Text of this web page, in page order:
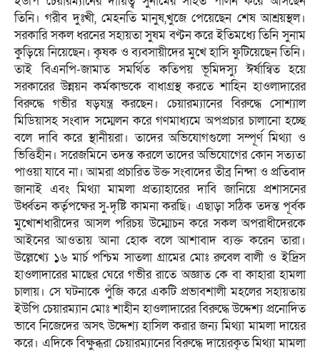
তিনি। গরীব দুঃখী, মেহনতি মানুষ,খুজে পেয়েছেন শেষ আশ্রয়স্থল।
সরকারি সকল ধরনের সহায়তা সুষম বণ্টন করে ইতিমধ্যে তিনি সুনাম
কুড়িয়ে নিয়েছেন। কৃষক ও ব্যবসায়ীদের মুখে হাসি ফুটিয়েছেন তিনি।
তাই বিএনপি-জামাত সমর্থিত কতিপয় ভূমিদস্যু ঈর্ষান্বিত হয়ে
সরকারের উন্নয়ন কর্মকান্ডকে বাধাগ্রস্থ করতে শাহিন হাওলাদারের
বিরুদ্ধে গভীর ষড়যন্ত্র করছেন। চেয়ারম্যানের বিরুদ্ধে সোশ্যাল
মিডিয়াসহ সংবাদ সম্মেলন করে গণমাধ্যমে অপপ্রচার চালানো হচ্ছে
বলে দাবি করে স্থানীয়রা। তাদের অভিযোগগুলো সম্পূর্ণ মিথ্যা ও
ভিত্তিহীন। সরেজমিনে তদন্ত করলে তাদের অভিযোগের কোন সত্যতা
পাওয়া যাবে না। আমরা প্রচারিত উক্ত সংবাদের তীব্র নিন্দা ও প্রতিবাদ
জানাই এবং মিথ্যা মামলা প্রত্যাহারের দাবি জানিয়ে প্রশাসনের
উর্ধ্বতন কর্তৃপক্ষের সু-দৃষ্টি কামনা করছি। এছাড়া সঠিক তদন্ত পূর্বক
মুখোশধারীদের আসল পরিচয় উম্মোচন করে সকল অপরাধীদেরকে
আইনের আওতায় আনা হোক বলে আশাবাদ ব্যক্ত করেন তারা।
উল্লেখ্যে ১৬ মার্চ পশ্চিম সাতলা গ্রামের মোঃ রুবেল বালী ও ইদ্রিস
হাওলাদারের মাছের ঘেরে গভীর রাতে অজ্ঞাত কে বা কাহারা হামলা
চালায়। সে ঘটনাকে পুঁজি করে একটি প্রভাবশালী মহলের সহায়তায়
ইউপি চেয়ারম্যান মোঃ শাহীন হাওলাদারের বিরুদ্ধে উদ্দেশ্য প্রনোদিত
ভাবে নিজেদের অসৎ উদ্দেশ্য হাসিল করার জন্য মিথ্যা মামলা দায়ের
করে। এদিকে বিক্ষুব্ধরা চেয়ারম্যানের বিরুদ্ধে দায়েরকৃত মিথ্যা মামলা